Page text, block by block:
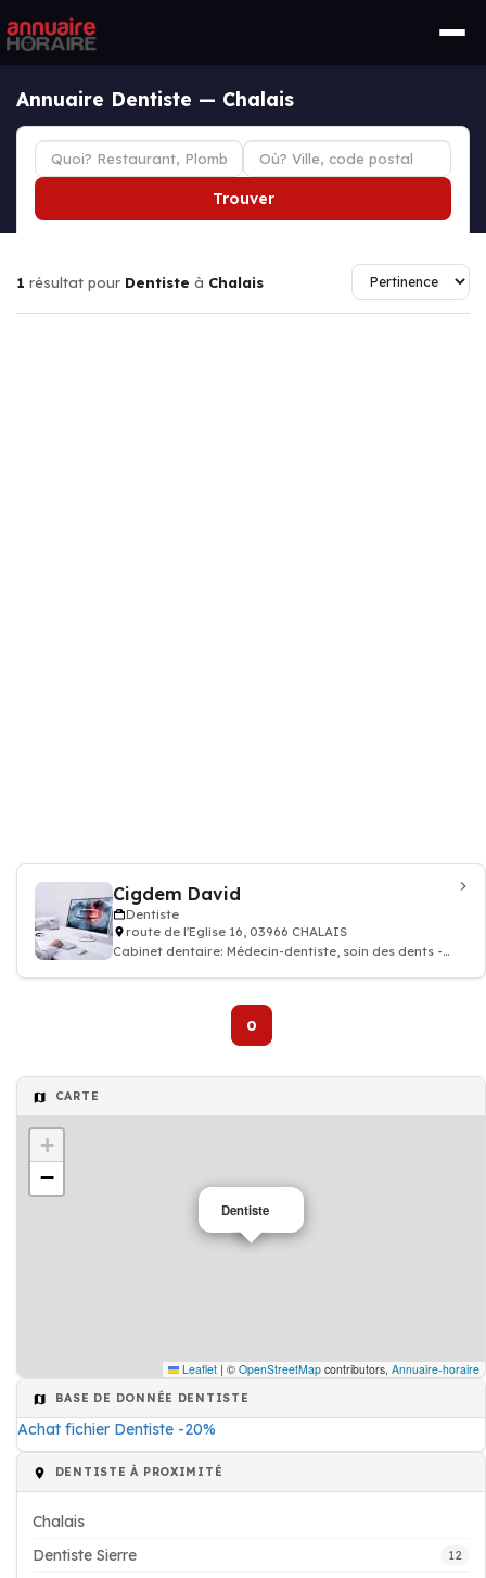
Annuaire Dentiste — Chalais
Trouver
1 résultat pour Dentiste à Chalais
Cigdem David
Dentiste
route de l'Eglise 16, 03966 CHALAIS
Cabinet dentaire: Médecin-dentiste, soin des dents -
0
CARTE
Dentiste
+
−
Leaflet | © OpenStreetMap contributors, Annuaire-horaire
BASE DE DONNÉE DENTISTE
Achat fichier Dentiste -20%
DENTISTE À PROXIMITÉ
Chalais
Dentiste Sierre
12